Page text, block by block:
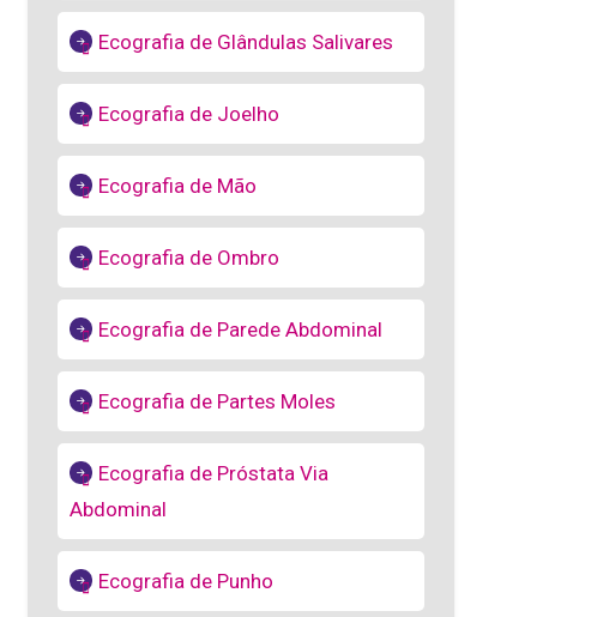
Ecografia de Glândulas Salivares
Ecografia de Joelho
Ecografia de Mão
Ecografia de Ombro
Ecografia de Parede Abdominal
Ecografia de Partes Moles
Ecografia de Próstata Via
Abdominal
Ecografia de Punho